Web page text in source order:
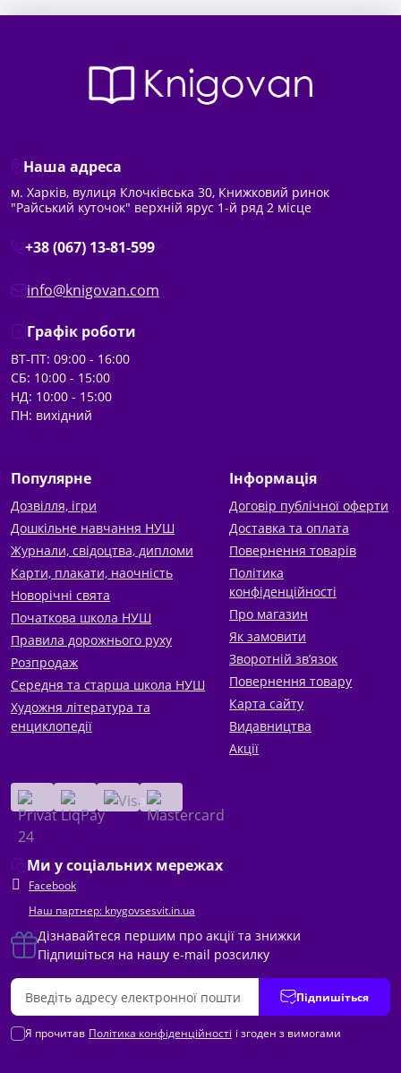
Наша адреса
м. Харків, вулиця Клочківська 30, Книжковий ринок
"Райський куточок" верхній ярус 1-й ряд 2 місце
+38 (067) 13-81-599
info@knigovan.com
Графік роботи
ВТ-ПТ: 09:00 - 16:00
СБ: 10:00 - 15:00
НД: 10:00 - 15:00
ПН: вихідний
Популярне
Дозвілля, ігри
Дошкільне навчання НУШ
Журнали, свідоцтва, дипломи
Карти, плакати, наочність
Новорічні свята
Початкова школа НУШ
Правила дорожнього руху
Розпродаж
Середня та старша школа НУШ
Художня література та
енциклопедії
Інформація
Договір публічної оферти
Доставка та оплата
Повернення товарів
Політика
конфіденційності
Про магазин
Як замовити
Зворотній зв’язок
Повернення товару
Карта сайту
Видавництва
Акції
Ми у соціальних мережах
Facebook
Наш партнер: knygovsesvit.in.ua
Дізнавайтеся першим про акції та знижки
Підпишіться на нашу e-mail розсилку
Підпишіться
Я прочитав Політика конфіденційності і згоден з вимогами